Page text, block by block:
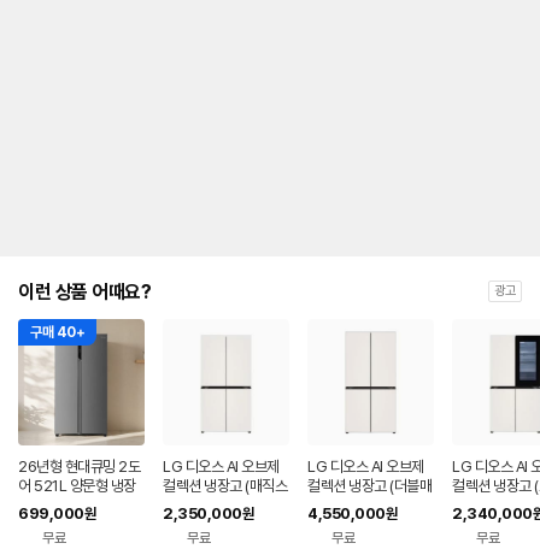
이런 상품 어때요? 광고
구매 40+
26년형 현대큐밍 2도
어 521L 양문형 냉장
고 실버 가정용 사무실
QRSE52TSS3Y
699,000원
무료
LG 디오스 AI 오브제
컬렉션 냉장고 (매직스
페이스) T876MEE1
H1
2,350,000원
무료
LG 디오스 AI 오브제
컬렉션 냉장고 (더블매
직스페이스) M876G
BB231
4,550,000원
무료
LG 디오스 AI
컬렉션 냉장고
매직스페이스
MEE412
2,340,000
무료